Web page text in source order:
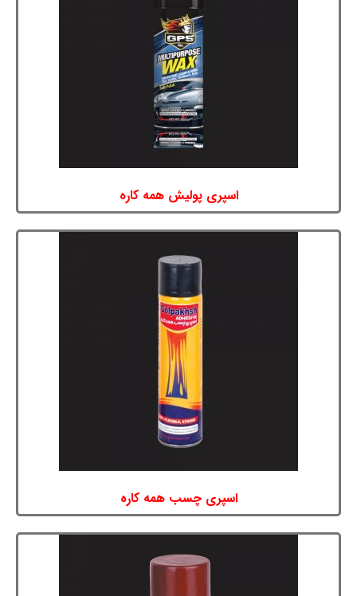
اسپری پولیش همه کاره
اسپری چسب همه کاره